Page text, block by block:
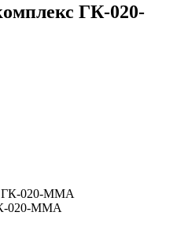
ГК-020-
ГК-020-ММА
020-ММА